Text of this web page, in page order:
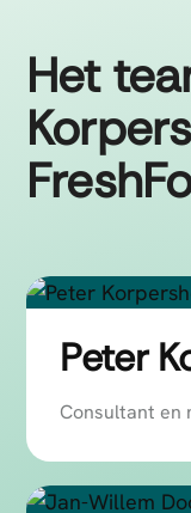
Het
Peter
Consultant en